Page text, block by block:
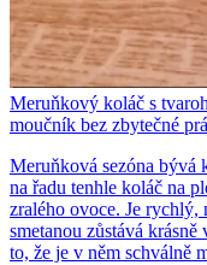
Meruňkový koláč s
moučník bez zbytečné
Meruňková sezóna bývá
na řadu tenhle koláč na
zralého ovoce. Je rychlý,
smetanou zůstává
to, že je v něm schválně